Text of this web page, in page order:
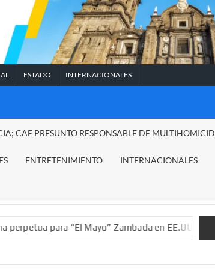
ESTADO INTERNACIONALES
CAE PRESUNTO RESPONSABLE DE
ENTRETENIMIENTO INTERNACIONALES
“El Mayo” Zambada en EE.UU.; ordenan